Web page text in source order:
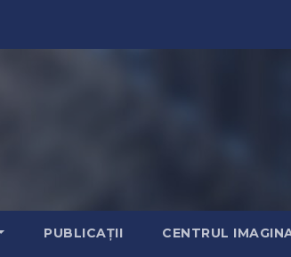
PUBLICAȚII CENTRUL